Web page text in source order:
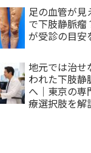
足の血管が見
で下肢静脈瘤
が受診の目安
地元では治せ
われた下肢静
へ｜東京の専
療選択肢を解